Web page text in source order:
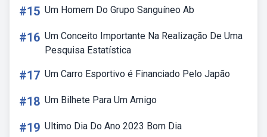
#15 Um Homem Do Grupo Sanguíneo Ab
#16 Um Conceito Importante Na Realização De Uma
Pesquisa Estatística
#17 Um Carro Esportivo é Financiado Pelo Japão
#18 Um Bilhete Para Um Amigo
#19 Ultimo Dia Do Ano 2023 Bom Dia